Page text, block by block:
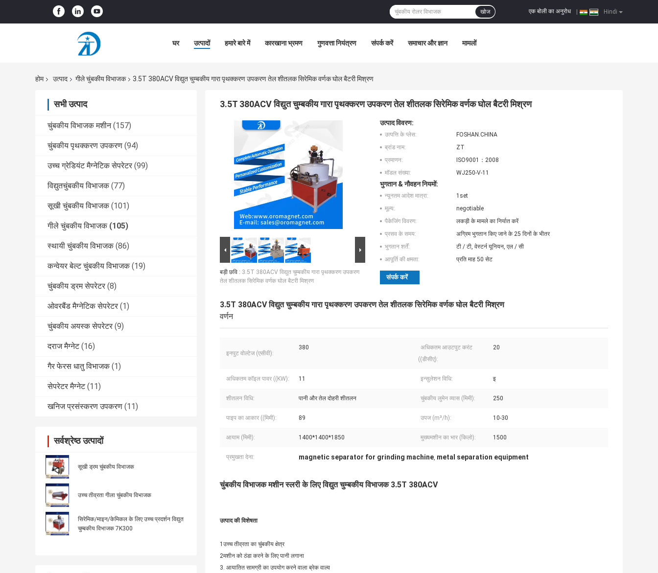
Hindi
एक बोली का अनुरोध
खोज
घर उत्पादों हमारे बारे में कारखाना भ्रमण गुणवत्ता नियंत्रण संपर्क करें समाचार और ज्ञान मामलों
होम उत्पाद गीले चुंबकीय विभाजक 3.5T 380ACV विद्युत चुम्बकीय गारा पृथक्करण उपकरण तेल शीतलक सिरेमिक वर्णक घोल बैटरी मिश्रण
सभी उत्पाद
चुंबकीय विभाजक मशीन (157)
चुंबकीय पृथक्करण उपकरण (94)
उच्च ग्रेडियंट मैग्नेटिक सेपरेटर (99)
विद्युतचुंबकीय विभाजक (77)
सूखी चुंबकीय विभाजक (101)
गीले चुंबकीय विभाजक (105)
स्थायी चुंबकीय विभाजक (86)
कन्वेयर बेल्ट चुंबकीय विभाजक (19)
चुंबकीय ड्रम सेपरेटर (8)
ओवरबैंड मैग्नेटिक सेपरेटर (1)
चुंबकीय अयस्क सेपरेटर (9)
दराज मैग्नेट (16)
गैर फेरस धातु विभाजक (1)
सेपरेटर मैग्नेट (11)
खनिज प्रसंस्करण उपकरण (11)
सर्वश्रेष्ठ उत्पादों
सूखी ड्रम चुंबकीय विभाजक
उच्च तीव्रता गीला चुंबकीय विभाजक
सिरेमिक/माइन/केमिकल के लिए उच्च प्रदर्शन विद्युत
चुम्बकीय विभाजक 7K300
3.5T 380ACV विद्युत चुम्बकीय गारा पृथक्करण उपकरण तेल शीतलक सिरेमिक वर्णक घोल बैटरी मिश्रण
बड़ी छवि : 3.5T 380ACV विद्युत चुम्बकीय गारा पृथक्करण उपकरण
तेल शीतलक सिरेमिक वर्णक घोल बैटरी मिश्रण
उत्पाद विवरण:
उत्पत्ति के प्लेस:
FOSHAN.CHINA
ब्रांड नाम:
ZT
प्रमाणन:
ISO9001：2008
मॉडल संख्या:
WJ250-V-11
भुगतान & नौवहन नियमों:
न्यूनतम आदेश मात्रा:
1set
मूल्य:
negotiable
पैकेजिंग विवरण:
लकड़ी के मामले का निर्यात करें
प्रसव के समय:
अग्रिम भुगतान किए जाने के 25 दिनों के भीतर
भुगतान शर्तें:
टी / टी, वेस्टर्न यूनियन, एल / सी
आपूर्ति की क्षमता:
प्रति माह 50 सेट
संपर्क करें
3.5T 380ACV विद्युत चुम्बकीय गारा पृथक्करण उपकरण तेल शीतलक सिरेमिक वर्णक घोल बैटरी मिश्रण
वर्णन
इनपुट वोल्टेज (एसीवी):
380
अधिकतम आउटपुट करंट
((डीसीए):
20
अधिकतम कॉइल पावर ((KW): 11 इन्सुलेशन विधि: इ
शीतलन विधि: पानी और तेल दोहरी शीतलन चुंबकीय लुमेन व्यास (मिमी): 250
पाइप का आकार ((मिमी): 89 उपज (m³/h): 10-30
आयाम (मिमी): 1400*1400*1850 मुख्यमशीन का भार (किलो): 1500
प्रमुखता देना: magnetic separator for grinding machine, metal separation equipment
चुंबकीय विभाजक मशीन स्लरी के लिए विद्युत चुम्बकीय विभाजक 3.5T 380ACV
उत्पाद की विशेषता
1उच्च तीव्रता का चुंबकीय क्षेत्र
2मशीन को ठंडा करने के लिए पानी लगाना
3. आयातित सामग्री का उपयोग करने वाला ब्रेक वाल्व